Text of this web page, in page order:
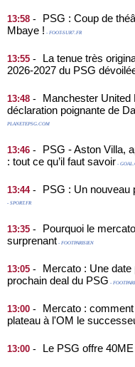
13:58 -
PSG : Coup de
Mbaye ! - FOOT-SUR7.FR
13:55 -
La tenue très
2026-2027 du PSG
13:48 -
Manchester
déclaration poignante de
PLANETEPSG.COM
13:46 -
PSG - Aston Villa,
: tout ce qu’il faut savoir -
13:44- PSG : Un nouveau
- SPORT.FR
13:35 -
Pourquoi le
surprenant - FOOTPARISIEN
13:05 -
Mercato : Une
prochain deal du PSG -
13:00 -
Mercato :
plateau à l'OM le
13:00 - Le PSG offre